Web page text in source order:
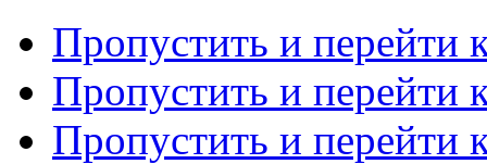
Пропустить и перейти
Пропустить и перейти
Пропустить и перейти